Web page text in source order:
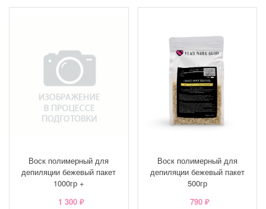
Воск полимерный для
депиляции бежевый пакет
1000гр +
1 300 ₽
Воск полимерный для
депиляции бежевый пакет
500гр
790 ₽